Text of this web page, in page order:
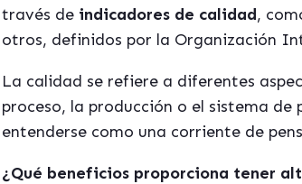
través de indicadores de calidad,
otros, definidos por la Organización
La calidad se refiere a diferentes
proceso, la producción o el sistema
entenderse como una corriente de
¿Qué beneficios proporciona tener